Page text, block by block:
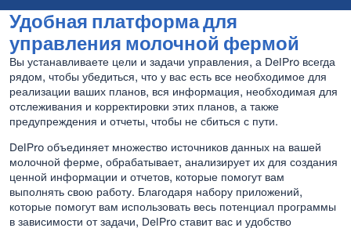
Удобная платформа для
управления молочной фермой
Вы устанавливаете цели и задачи управления, а DelPro всегда
рядом, чтобы убедиться, что у вас есть все необходимое для
реализации ваших планов, вся информация, необходимая для
отслеживания и корректировки этих планов, а также
предупреждения и отчеты, чтобы не сбиться с пути.
DelPro объединяет множество источников данных на вашей
молочной ферме, обрабатывает, анализирует их для создания
ценной информации и отчетов, которые помогут вам
выполнять свою работу. Благодаря набору приложений,
которые помогут вам использовать весь потенциал программы
в зависимости от задачи, DelPro ставит вас и удобство